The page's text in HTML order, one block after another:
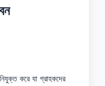
করে যা গ্রাহকদের